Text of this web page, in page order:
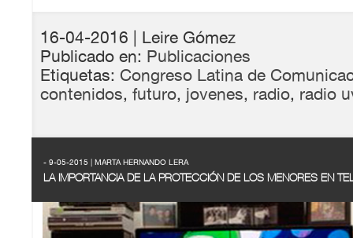
16-04-2016 | Leire Gómez
Publicado en: Publicaciones
Etiquetas: Congreso Latina de
contenidos, futuro, jovenes, radio, radio
- 9-05-2015 | MARTA HERNANDO LERA
LA IMPORTANCIA DE LA PROTECCIÓN DE LOS MENORES EN